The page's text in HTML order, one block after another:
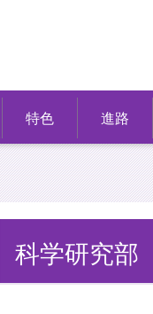
特色 進路
科学研究部